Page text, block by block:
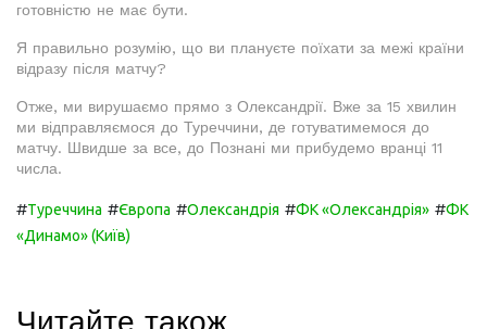
готовністю не має бути.
Я правильно розумію, що ви плануєте поїхати за межі країни
відразу після матчу?
Отже, ми вирушаємо прямо з Олександрії. Вже за 15 хвилин
ми відправляємося до Туреччини, де готуватимемося до
матчу. Швидше за все, до Познані ми прибудемо вранці 11
числа.
#Туреччина #Європа #Олександрія #ФК «Олександрія» #ФК
«Динамо» (Київ)